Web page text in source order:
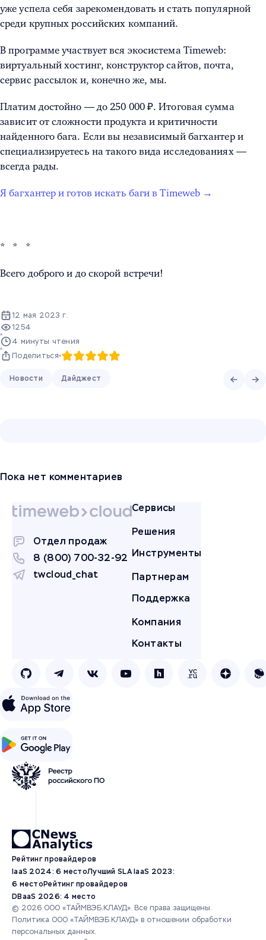
уже успела себя зарекомендовать и стать популярной
среди крупных российских компаний.
В программе участвует вся экосистема Timeweb:
виртуальный хостинг, конструктор сайтов, почта,
сервис рассылок и, конечно же, мы.
Платим достойно — до 250 000 ₽. Итоговая сумма
зависит от сложности продукта и критичности
найденного бага. Если вы независимый багхантер и
специализируетесь на такого вида исследованиях —
всегда рады.
Я багхантер и готов искать баги в Timeweb →
* * *
Всего доброго и до скорой встречи!
12 мая 2023 г.
1254
4 минуты чтения
Поделиться
Новости Дайджест
Пока нет комментариев
Отдел продаж
8 (800) 700-32-92
twcloud_chat
Сервисы
Решения
Инструменты
Партнерам
Поддержка
Компания
Контакты
Рейтинг провайдеров
IaaS 2024: 6 местоЛучший SLA IaaS 2023:
6 местоРейтинг провайдеров
DBaaS 2026: 4 место
© 2026 ООО «ТАЙМВЭБ.КЛАУД». Все права защищены.
Политика ООО «ТАЙМВЭБ.КЛАУД» в отношении обработки
персональных данных.